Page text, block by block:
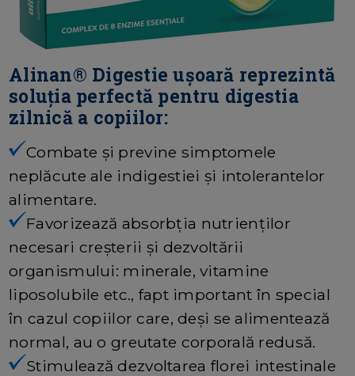
Alinan® Digestie ușoară reprezintă
soluția perfectă pentru digestia
zilnică a copiilor:
Combate și previne simptomele
neplăcute ale indigestiei și intolerantelor
alimentare.
Favorizează absorbția nutrienților
necesari creșterii și dezvoltării
organismului: minerale, vitamine
liposolubile etc., fapt important în special
în cazul copiilor care, deși se alimentează
normal, au o greutate corporală redusă.
Stimulează dezvoltarea florei intestinale